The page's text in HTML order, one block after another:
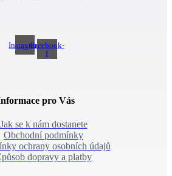
InstagramFacebook-
f
pro Vás
Jak se k nám dostanete
Obchodní podmínky
ochrany osobních údajů
dopravy a platby